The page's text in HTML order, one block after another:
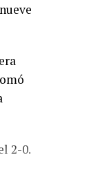
2-0.